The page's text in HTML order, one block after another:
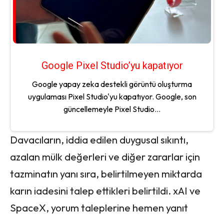
Google Pixel Studio’yu kapatıyor
Google yapay zeka destekli görüntü oluşturma
uygulaması Pixel Studio'yu kapatıyor. Google, son
güncellemeyle Pixel Studio...
Davacıların, iddia edilen duygusal sıkıntı,
azalan mülk değerleri ve diğer zararlar için
tazminatın yanı sıra, belirtilmeyen miktarda
karın iadesini talep ettikleri belirtildi. xAI ve
SpaceX, yorum taleplerine hemen yanıt